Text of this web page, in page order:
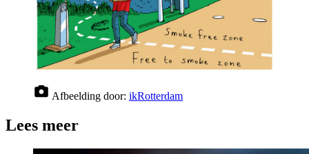
Afbeelding door: ikRotterdam
Lees meer